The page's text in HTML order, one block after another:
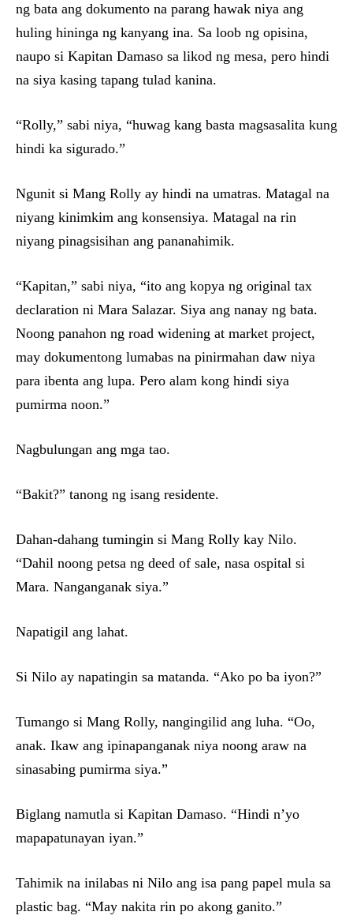
ng bata ang dokumento na parang hawak niya ang
huling hininga ng kanyang ina. Sa loob ng opisina,
naupo si Kapitan Damaso sa likod ng mesa, pero hindi
na siya kasing tapang tulad kanina.
“Rolly,” sabi niya, “huwag kang basta magsasalita kung
hindi ka sigurado.”
Ngunit si Mang Rolly ay hindi na umatras. Matagal na
niyang kinimkim ang konsensiya. Matagal na rin
niyang pinagsisihan ang pananahimik.
“Kapitan,” sabi niya, “ito ang kopya ng original tax
declaration ni Mara Salazar. Siya ang nanay ng bata.
Noong panahon ng road widening at market project,
may dokumentong lumabas na pinirmahan daw niya
para ibenta ang lupa. Pero alam kong hindi siya
pumirma noon.”
Nagbulungan ang mga tao.
“Bakit?” tanong ng isang residente.
Dahan-dahang tumingin si Mang Rolly kay Nilo.
“Dahil noong petsa ng deed of sale, nasa ospital si
Mara. Nanganganak siya.”
Napatigil ang lahat.
Si Nilo ay napatingin sa matanda. “Ako po ba iyon?”
Tumango si Mang Rolly, nangingilid ang luha. “Oo,
anak. Ikaw ang ipinapanganak niya noong araw na
sinasabing pumirma siya.”
Biglang namutla si Kapitan Damaso. “Hindi n’yo
mapapatunayan iyan.”
Tahimik na inilabas ni Nilo ang isa pang papel mula sa
plastic bag. “May nakita rin po akong ganito.”